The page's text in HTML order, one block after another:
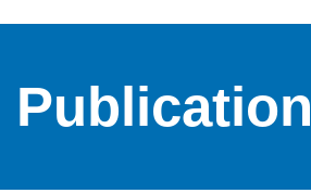
Publication